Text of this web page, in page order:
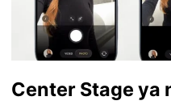
Center Stage ya